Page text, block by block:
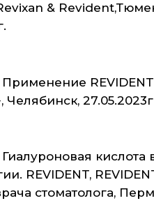
&
Челябинск,
кислота
REVIDENT,
стоматолога,